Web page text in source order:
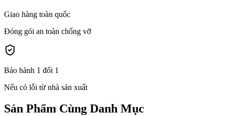
Giao hàng toàn quốc
Đóng gói an toàn chống vỡ
Bảo hành 1 đổi 1
Nếu có lỗi từ nhà sản xuất
Sản Phẩm Cùng Danh Mục